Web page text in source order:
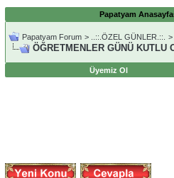
Papatyam
Papatyam Forum > ..::.ÖZEL GÜNLER.::. >
ÖĞRETMENLER GÜNÜ KUTLU
Üyemiz Ol